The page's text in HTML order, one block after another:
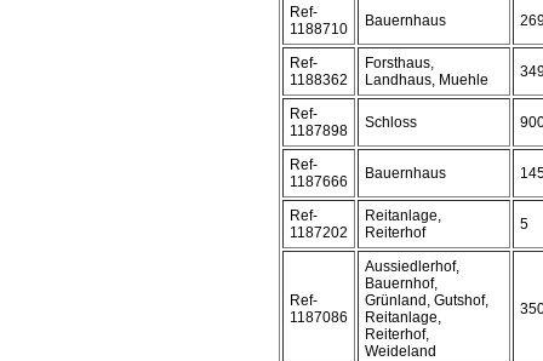
Ref-
1188710
Bauernhaus
Ref-
1188362
Forsthaus,
Landhaus, Muehle
Ref-
1187898
Schloss
Ref-
1187666
Bauernhaus
Ref-
1187202
Reitanlage,
Reiterhof
5
Ref-
1187086
Aussiedlerhof,
Bauernhof,
Grünland, Gutshof,
Reitanlage,
Reiterhof,
Weideland